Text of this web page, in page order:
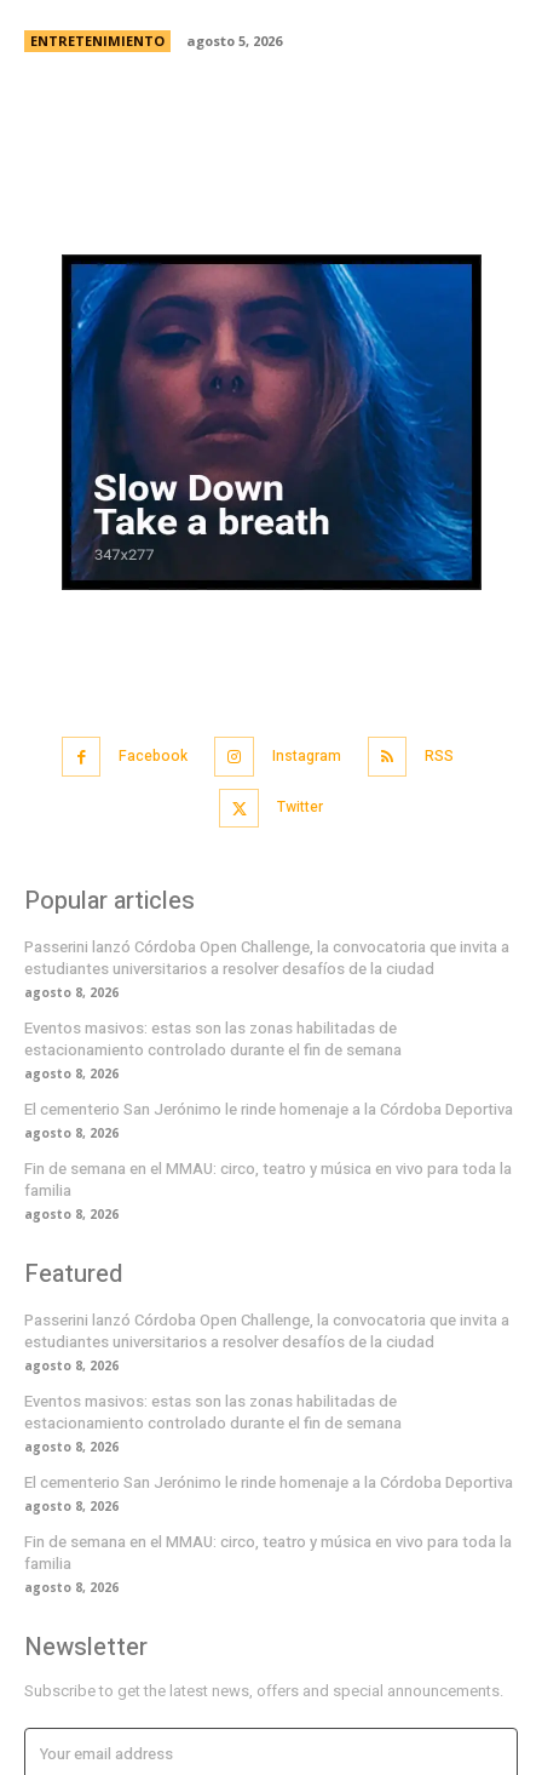
ENTRETENIMIENTO agosto 5, 2026
Facebook Instagram RSS
Twitter
Popular articles
Passerini lanzó Córdoba Open Challenge, la convocatoria que invita a
estudiantes universitarios a resolver desafíos de la ciudad
agosto 8, 2026
Eventos masivos: estas son las zonas habilitadas de
estacionamiento controlado durante el fin de semana
agosto 8, 2026
El cementerio San Jerónimo le rinde homenaje a la Córdoba Deportiva
agosto 8, 2026
Fin de semana en el MMAU: circo, teatro y música en vivo para toda la
familia
agosto 8, 2026
Featured
Passerini lanzó Córdoba Open Challenge, la convocatoria que invita a
estudiantes universitarios a resolver desafíos de la ciudad
agosto 8, 2026
Eventos masivos: estas son las zonas habilitadas de
estacionamiento controlado durante el fin de semana
agosto 8, 2026
El cementerio San Jerónimo le rinde homenaje a la Córdoba Deportiva
agosto 8, 2026
Fin de semana en el MMAU: circo, teatro y música en vivo para toda la
familia
agosto 8, 2026
Newsletter
Subscribe to get the latest news, offers and special announcements.